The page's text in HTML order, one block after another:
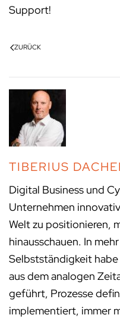
Support!
ZURÜCK
TIBERIUS
Digital Business und
Unternehmen
Welt zu positionieren,
hinausschauen. In
Selbstständigkeit
aus dem analogen
geführt, Prozesse
implementiert, immer